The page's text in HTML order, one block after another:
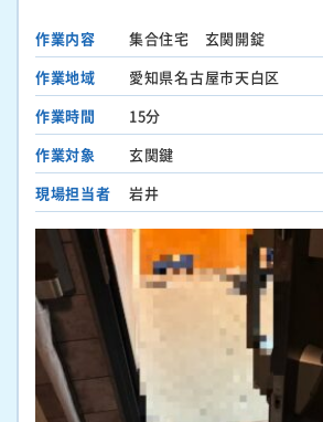
作業内容
集合住宅 玄関開錠
作業地域
愛知県名古屋市天白区
作業時間
15分
作業対象
玄関鍵
現場担当者
岩井